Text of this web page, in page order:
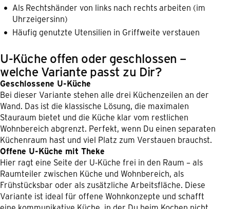
Als Rechtshänder von links nach rechts arbeiten (im
Uhrzeigersinn)
Häufig genutzte Utensilien in Griffweite verstauen
U-Küche offen oder geschlossen –
welche Variante passt zu Dir?
Geschlossene U-Küche
Bei dieser Variante stehen alle drei Küchenzeilen an der
Wand. Das ist die klassische Lösung, die maximalen
Stauraum bietet und die Küche klar vom restlichen
Wohnbereich abgrenzt. Perfekt, wenn Du einen separaten
Küchenraum hast und viel Platz zum Verstauen brauchst.
Offene U-Küche mit Theke
Hier ragt eine Seite der U-Küche frei in den Raum – als
Raumteiler zwischen Küche und Wohnbereich, als
Frühstücksbar oder als zusätzliche Arbeitsfläche. Diese
Variante ist ideal für offene Wohnkonzepte und schafft